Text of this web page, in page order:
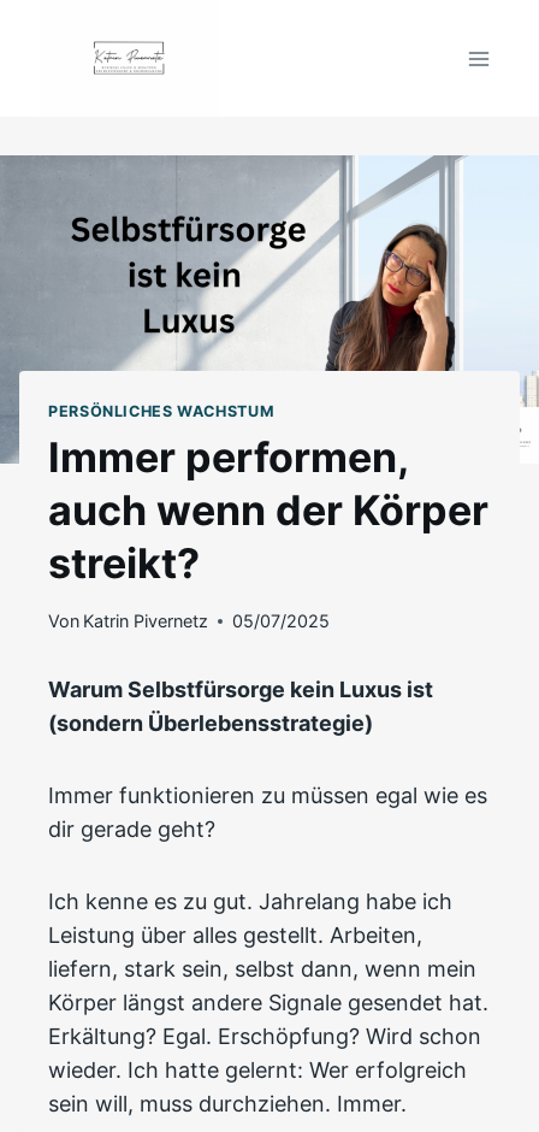
PERSÖNLICHES WACHSTUM
Immer performen,
auch wenn der Körper
streikt?
Von Katrin Pivernetz 05/07/2025
Warum Selbstfürsorge kein Luxus ist
(sondern Überlebensstrategie)
Immer funktionieren zu müssen egal wie es
dir gerade geht?
Ich kenne es zu gut. Jahrelang habe ich
Leistung über alles gestellt. Arbeiten,
liefern, stark sein, selbst dann, wenn mein
Körper längst andere Signale gesendet hat.
Erkältung? Egal. Erschöpfung? Wird schon
wieder. Ich hatte gelernt: Wer erfolgreich
sein will, muss durchziehen. Immer.